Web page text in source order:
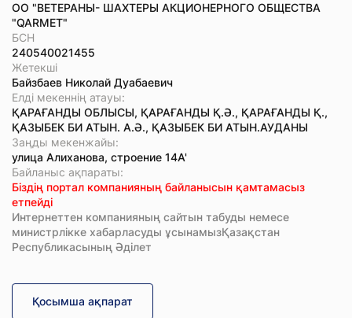
ОО "ВЕТЕРАНЫ- ШАХТЕРЫ АКЦИОНЕРНОГО ОБЩЕСТВА
"QARMET"
БСН
240540021455
Жетекші
Байзбаев Николай Дуабаевич
Елді мекеннің атауы:
ҚАРАҒАНДЫ ОБЛЫСЫ, ҚАРАҒАНДЫ Қ.Ә., ҚАРАҒАНДЫ Қ.,
ҚАЗЫБЕК БИ АТЫН. А.Ә., ҚАЗЫБЕК БИ АТЫН.АУДАНЫ
Заңды мекенжайы:
улица Алиханова, строение 14А'
Байланыс ақпараты:
Біздің портал компанияның байланысын қамтамасыз
етпейді
Интернеттен компанияның сайтын табуды немесе
министрлікке хабарласуды ұсынамызҚазақстан
Республикасының Әділет
Қосымша ақпарат